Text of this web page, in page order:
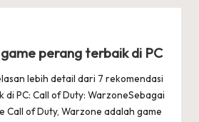
perang terbaik di PC
lebih detail dari 7 rekomendasi
PC: Call of Duty: WarzoneSebagai
Call of Duty, Warzone adalah game